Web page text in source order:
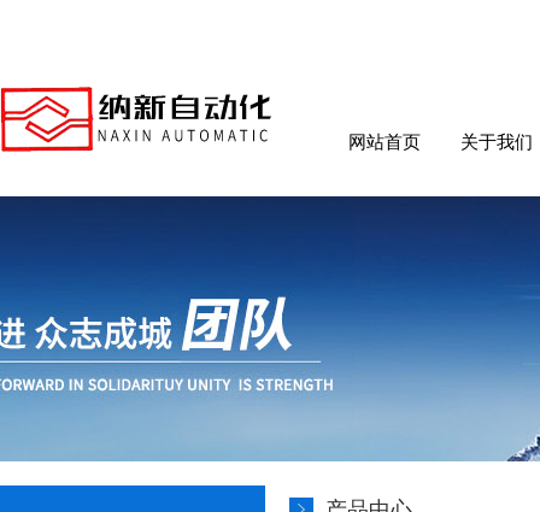
网站首页 关于我们